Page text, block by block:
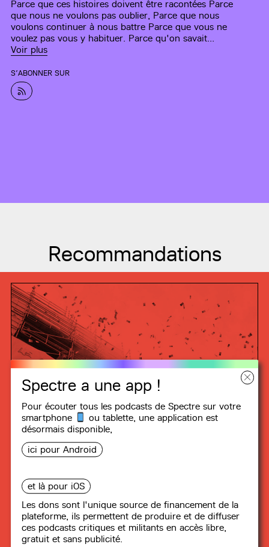
Spectre a une app !
Pour écouter tous les podcasts de Spectre sur votre
smartphone
ou tablette, uneapplication est
désormais disponible,
ici pour Android
et là pour iOS
Les dons sont l'unique source de financement de la
plateforme, ils permettent de produire et de diffuser
ces podcasts critiques et militants en accès libre,
gratuit et sans publicité.
Parce que ces histoires doivent être racontées Parce
que nous ne voulons pas oublier, Parce que nous
voulons continuer à nous battre Parce que vous ne
voulez pas vous y habituer. Parce qu'on savait...
Voir plus
S’ABONNER SUR
Recommandations
DU MOUVEMENT SOCIAL !